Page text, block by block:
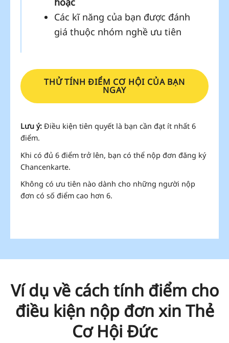
Các kĩ năng của bạn được đánh
giá thuộc nhóm nghề ưu tiên
THỬ TÍNH ĐIỂM CƠ HỘI CỦA BẠN
NGAY
Lưu ý: Điều kiện tiên quyết là bạn cần đạt ít nhất 6
điểm.
Khi có đủ 6 điểm trở lên, bạn có thể nộp đơn đăng ký
Chancenkarte.
Không có ưu tiên nào dành cho những người nộp
đơn có số điểm cao hơn 6.
Ví dụ về cách tính điểm cho
điều kiện nộp đơn xin Thẻ
Cơ Hội Đức